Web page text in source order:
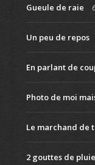
Gueule de raie
Un peu de repos
En parlant de
Photo de moi
Le marchand de
2 gouttes de